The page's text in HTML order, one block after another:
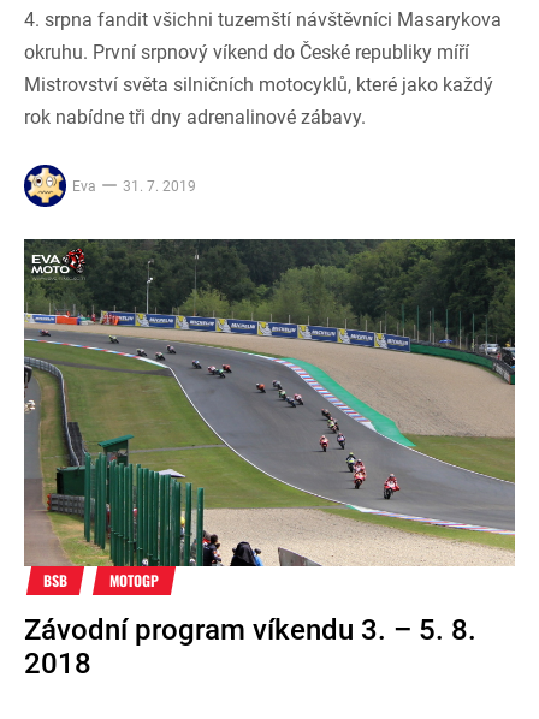
4. srpna fandit všichni tuzemští návštěvníci Masarykova
okruhu. První srpnový víkend do České republiky míří
Mistrovství světa silničních motocyklů, které jako každý
rok nabídne tři dny adrenalinové zábavy.
Eva 31. 7. 2019
BSB MOTOGP
Závodní program víkendu 3. – 5. 8.
2018